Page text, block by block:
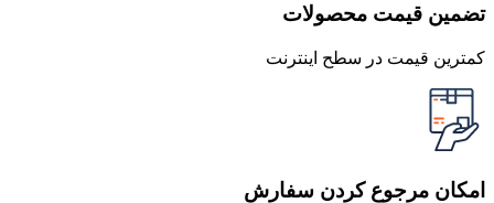
تضمین قیمت محصولات
کمترین قیمت در سطح اینترنت
امکان مرجوع کردن سفارش